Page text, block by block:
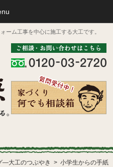
ーム工事を中心に施工する大工です。
―大工のつぶやき 小学生からの手紙